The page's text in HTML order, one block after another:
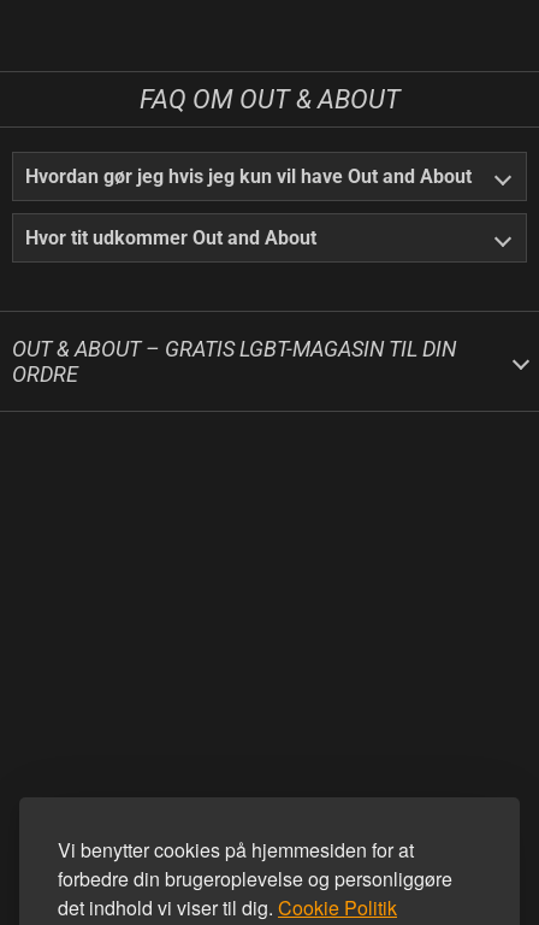
Vi benytter cookies på hjemmesiden for at
forbedre din brugeroplevelse og personliggøre
det indhold vi viser til dig. Cookie Politik
FAQ OM OUT & ABOUT
Hvordan gør jeg hvis jeg kun vil have Out and About
Hvor tit udkommer Out and About
OUT & ABOUT – GRATIS LGBT-MAGASIN TIL DIN
ORDRE